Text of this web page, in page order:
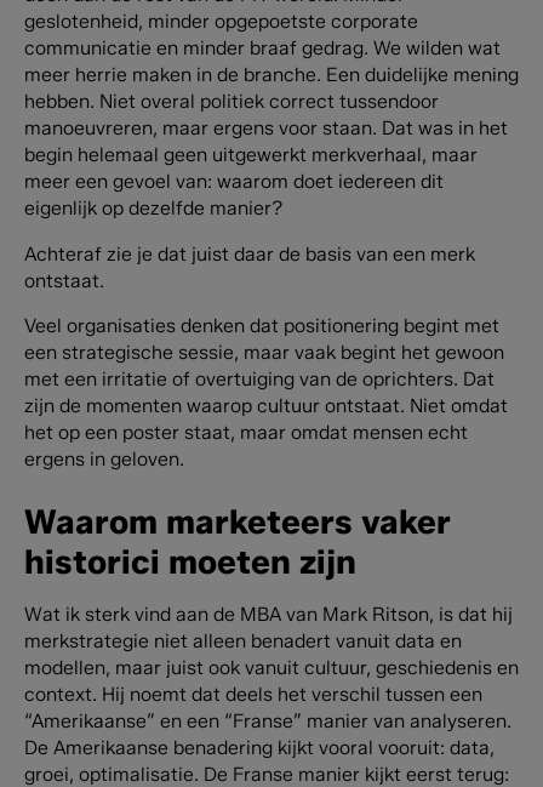
geslotenheid, minder opgepoetste corporate
communicatie en minder braaf gedrag. We wilden wat
meer herrie maken in de branche. Een duidelijke mening
hebben. Niet overal politiek correct tussendoor
manoeuvreren, maar ergens voor staan. Dat was in het
begin helemaal geen uitgewerkt merkverhaal, maar
meer een gevoel van: waarom doet iedereen dit
eigenlijk op dezelfde manier?
Achteraf zie je dat juist daar de basis van een merk
ontstaat.
Veel organisaties denken dat positionering begint met
een strategische sessie, maar vaak begint het gewoon
met een irritatie of overtuiging van de oprichters. Dat
zijn de momenten waarop cultuur ontstaat. Niet omdat
het op een poster staat, maar omdat mensen echt
ergens in geloven.
Waarom marketeers vaker
historici moeten zijn
Wat ik sterk vind aan de MBA van Mark Ritson, is dat hij
merkstrategie niet alleen benadert vanuit data en
modellen, maar juist ook vanuit cultuur, geschiedenis en
context. Hij noemt dat deels het verschil tussen een
“Amerikaanse” en een “Franse” manier van analyseren.
De Amerikaanse benadering kijkt vooral vooruit: data,
groei, optimalisatie. De Franse manier kijkt eerst terug: